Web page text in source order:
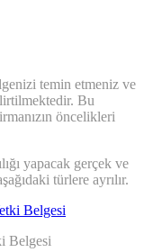
temin etmeniz ve
Bu
öncelikleri
yapacak gerçek ve
türlere ayrılır.
Belgesi